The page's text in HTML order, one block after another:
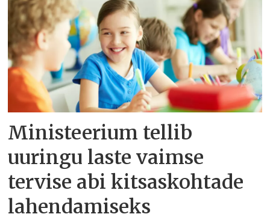
Ministeerium tellib
uuringu laste vaimse
tervise abi kitsaskohtade
lahendamiseks